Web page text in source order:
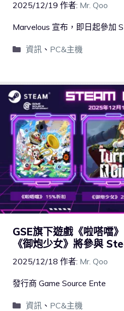
2025/12/19 作者: Mr. Qoo
Marvelous 宣布，即日起參加 S
資訊、 PC&主機
GSE旗下遊戲《啦嗒噹
《御炮少女》將參與
2025/12/18 作者: Mr. Qoo
發行商 Game Source Ente
資訊、 PC&主機